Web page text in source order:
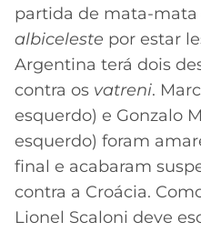
ATLÉTICO
MG
CRUZEIRO
partida de mata-mata
albiceleste por estar
Argentina terá dois
contra os vatreni.
esquerdo) e Gonzalo
esquerdo) foram
final e acabaram
contra a Croácia.
Lionel Scaloni deve